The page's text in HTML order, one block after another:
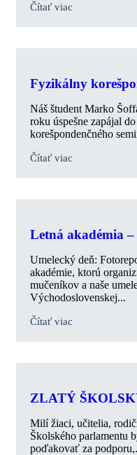
Čítať viac
Fyzikálny
Náš študent Marko
roku úspešne zapájal
korešpondenčného
Čítať viac
Letná akadémia
Umelecký deň:
akadémie, ktorú
mučeníkov a naše
Východoslovenskej...
Čítať viac
ZLATÝ
Milí žiaci, učitelia,
Školského parlamentu
poďakovať za